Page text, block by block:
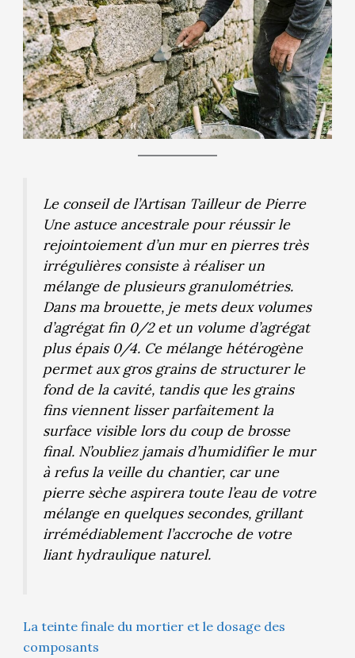
Le conseil de l’Artisan Tailleur de Pierre
Une astuce ancestrale pour réussir le
rejointoiement d’un mur en pierres très
irrégulières consiste à réaliser un
mélange de plusieurs granulométries.
Dans ma brouette, je mets deux volumes
d’agrégat fin 0/2 et un volume d’agrégat
plus épais 0/4. Ce mélange hétérogène
permet aux gros grains de structurer le
fond de la cavité, tandis que les grains
fins viennent lisser parfaitement la
surface visible lors du coup de brosse
final. N’oubliez jamais d’humidifier le mur
à refus la veille du chantier, car une
pierre sèche aspirera toute l’eau de votre
mélange en quelques secondes, grillant
irrémédiablement l’accroche de votre
liant hydraulique naturel.
La teinte finale du mortier et le dosage des
composants